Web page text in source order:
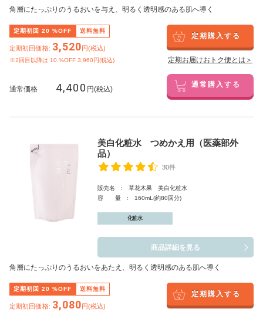
角層にたっぷりのうるおいを与え、明るく透明感のある肌へ導く
定期初回 20 %OFF 送料無料
定期初回価格: 3,520円(税込)
※2回目以降は 10 %OFF 3,960円(税込)
定期購入する
定期お届けおトク便とは＞
通常価格 4,400 円(税込) 通常購入する
美白化粧水 つめかえ用（医薬部外
品）
30件
販売名 : 草花木果 美白化粧水
容 量 : 160mL(約80回分)
化粧水
商品詳細を見る
角層にたっぷりのうるおいをあたえ、明るく透明感のある肌へ導く
定期初回 20 %OFF 送料無料
定期初回価格: 3,080円(税込)
定期購入する